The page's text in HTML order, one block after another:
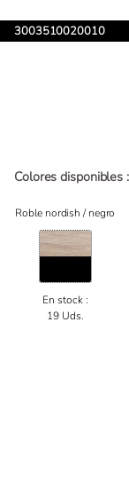
3003510020010
Colores disponibles :
Roble nordish / negro
En stock :
19 Uds.